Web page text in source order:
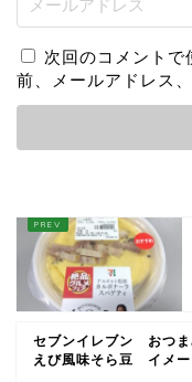
次回のコメントで
前、メールアドレス
セブンイレブン おつま
えび風味そら豆 イメー